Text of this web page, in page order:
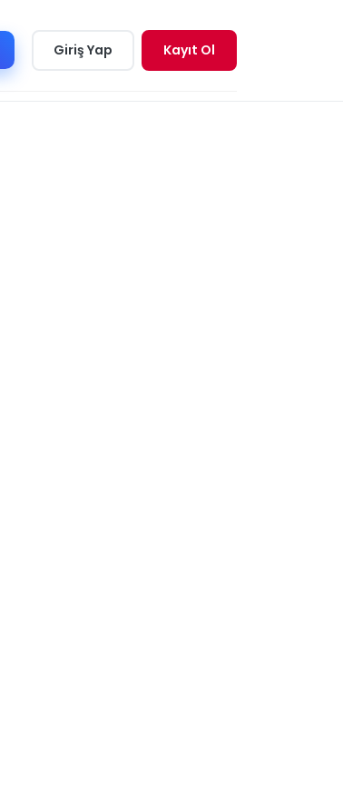
Giriş Yap Kayıt Ol